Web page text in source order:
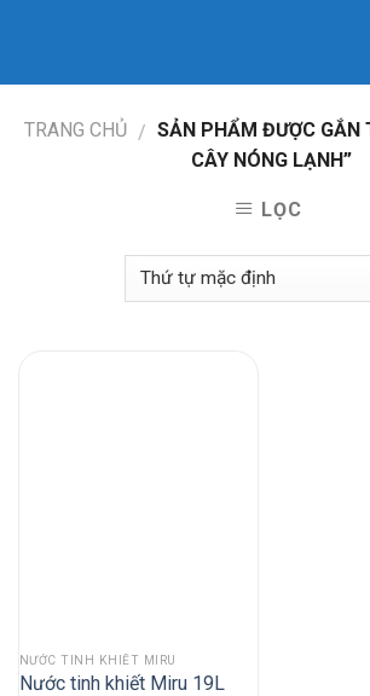
TRANG CHỦ / SẢN PHẨM ĐƯỢC GẮN
CÂY NÓNG LẠNH”
LỌC
NƯỚC TINH KHIẾT MIRU
Nước tinh khiết Miru 19L